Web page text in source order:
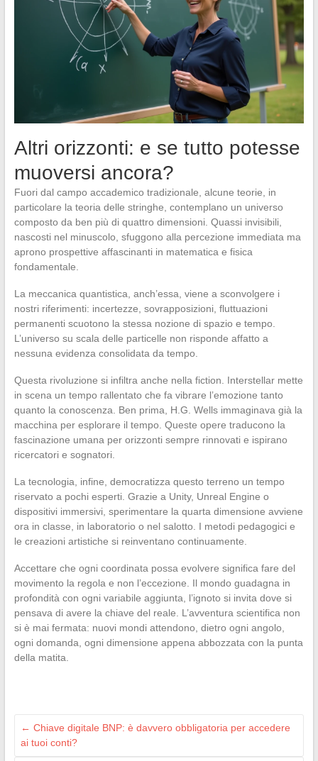
Altri orizzonti: e se tutto potesse
muoversi ancora?
Fuori dal campo accademico tradizionale, alcune teorie, in
particolare la teoria delle stringhe, contemplano un universo
composto da ben più di quattro dimensioni. Quassi invisibili,
nascosti nel minuscolo, sfuggono alla percezione immediata ma
aprono prospettive affascinanti in matematica e fisica
fondamentale.
La meccanica quantistica, anch’essa, viene a sconvolgere i
nostri riferimenti: incertezze, sovrapposizioni, fluttuazioni
permanenti scuotono la stessa nozione di spazio e tempo.
L’universo su scala delle particelle non risponde affatto a
nessuna evidenza consolidata da tempo.
Questa rivoluzione si infiltra anche nella fiction. Interstellar mette
in scena un tempo rallentato che fa vibrare l’emozione tanto
quanto la conoscenza. Ben prima, H.G. Wells immaginava già la
macchina per esplorare il tempo. Queste opere traducono la
fascinazione umana per orizzonti sempre rinnovati e ispirano
ricercatori e sognatori.
La tecnologia, infine, democratizza questo terreno un tempo
riservato a pochi esperti. Grazie a Unity, Unreal Engine o
dispositivi immersivi, sperimentare la quarta dimensione avviene
ora in classe, in laboratorio o nel salotto. I metodi pedagogici e
le creazioni artistiche si reinventano continuamente.
Accettare che ogni coordinata possa evolvere significa fare del
movimento la regola e non l’eccezione. Il mondo guadagna in
profondità con ogni variabile aggiunta, l’ignoto si invita dove si
pensava di avere la chiave del reale. L’avventura scientifica non
si è mai fermata: nuovi mondi attendono, dietro ogni angolo,
ogni domanda, ogni dimensione appena abbozzata con la punta
della matita.
← Chiave digitale BNP: è davvero obbligatoria per accedere
ai tuoi conti?